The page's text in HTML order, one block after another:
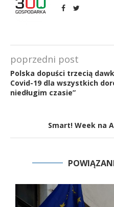
poprzedni post
Polska dopuści trzecią
Covid-19 dla wszystkich
niedługim czasie”
Smart! Week na